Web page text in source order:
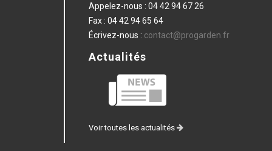
Appelez-nous : 04 42 94 67 26
Fax : 04 42 94 65 64
Écrivez-nous : contact@progarden.fr
Actualités
Voir toutes les actualités